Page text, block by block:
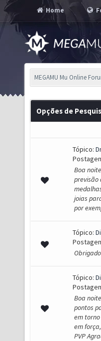
Home
MEGAMU Mu Online
Opções de
Tópico:
Boa
previsão
joias
por
Tópico:
Tópico:
Boa
pontos
em
em
PVP